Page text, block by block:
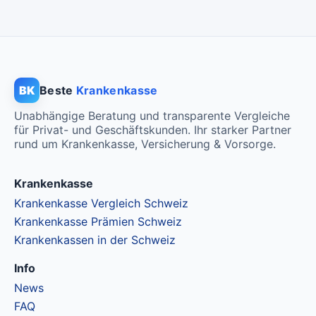
BK Beste Krankenkasse
Unabhängige Beratung und transparente Vergleiche
für Privat- und Geschäftskunden. Ihr starker Partner
rund um Krankenkasse, Versicherung & Vorsorge.
Krankenkasse
Krankenkasse Vergleich Schweiz
Krankenkasse Prämien Schweiz
Krankenkassen in der Schweiz
Info
News
FAQ